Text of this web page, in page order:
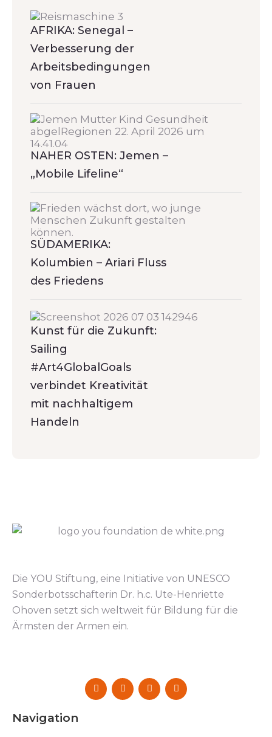
AFRIKA: Senegal –
Verbesserung der
Arbeitsbedingungen
von Frauen
NAHER OSTEN: Jemen –
„Mobile Lifeline“
SÜDAMERIKA:
Kolumbien – Ariari Fluss
des Friedens
Kunst für die Zukunft:
Sailing
#Art4GlobalGoals
verbindet Kreativität
mit nachhaltigem
Handeln
Die YOU Stiftung, eine Initiative von UNESCO
Sonderbotsschafterin Dr. h.c. Ute-Henriette
Ohoven setzt sich weltweit für Bildung für die
Ärmsten der Armen ein.
Navigation